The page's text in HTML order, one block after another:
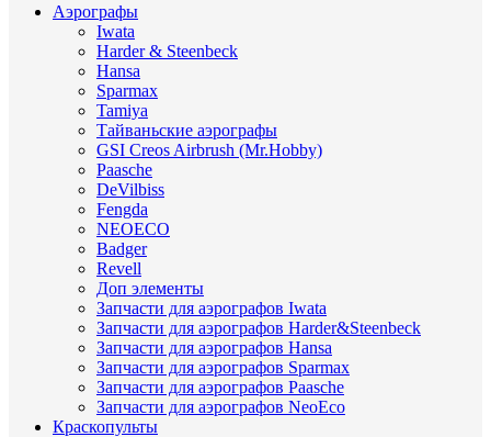
Аэрографы
Iwata
Harder & Steenbeck
Hansa
Sparmax
Tamiya
Тайваньские аэрографы
GSI Creos Airbrush (Mr.Hobby)
Paasche
DeVilbiss
Fengda
NEOECO
Badger
Revell
Доп элементы
Запчасти для аэрографов Iwata
Запчасти для аэрографов Harder&Steenbeck
Запчасти для аэрографов Hansa
Запчасти для аэрографов Sparmax
Запчасти для аэрографов Paasche
Запчасти для аэрографов NeoEco
Краскопульты